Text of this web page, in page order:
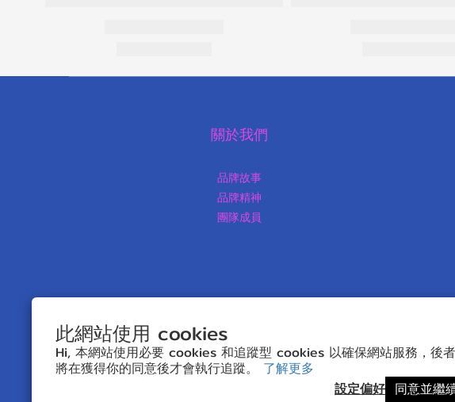
此網站使用 cookies
Hi, 本網站使用必要 cookies 和追蹤型 cookies 以確保網站服務，後者
將在獲得你的同意後才會執行追蹤。 了解更多
設定偏好 同意並繼
關於我們
品牌故事
品牌精神
團隊成員